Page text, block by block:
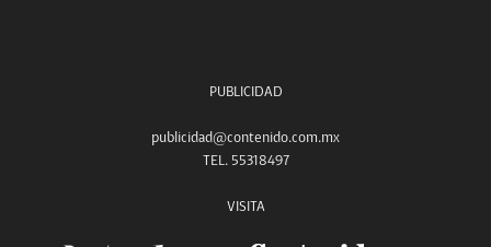
PUBLICIDAD
publicidad@contenido.com.mx
TEL. 55318497
VISITA